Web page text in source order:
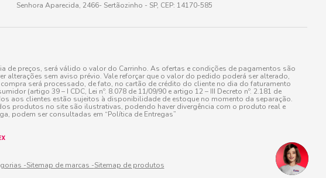
Senhora Aparecida, 2466- Sertãozinho - SP, CEP: 14170-585
preços, será válido o valor do Carrinho. As ofertas e condições de pagamentos são
sem aviso prévio. Vale reforçar que o valor do pedido poderá ser alterado,
será processado, de fato, no cartão de crédito do cliente no dia do faturamento
(artigo 39 – I CDC, Lei nº. 8.078 de 11/09/90 e artigo 12 – III Decreto nº. 2.181 de
aos clientes estão sujeitos à disponibilidade de estoque no momento da separação.
produtos no site são ilustrativas, podendo haver divergência com o produto real e
podem ser consultadas em “Política de Entregas”
-Sitemap de marcas -Sitemap de produtos